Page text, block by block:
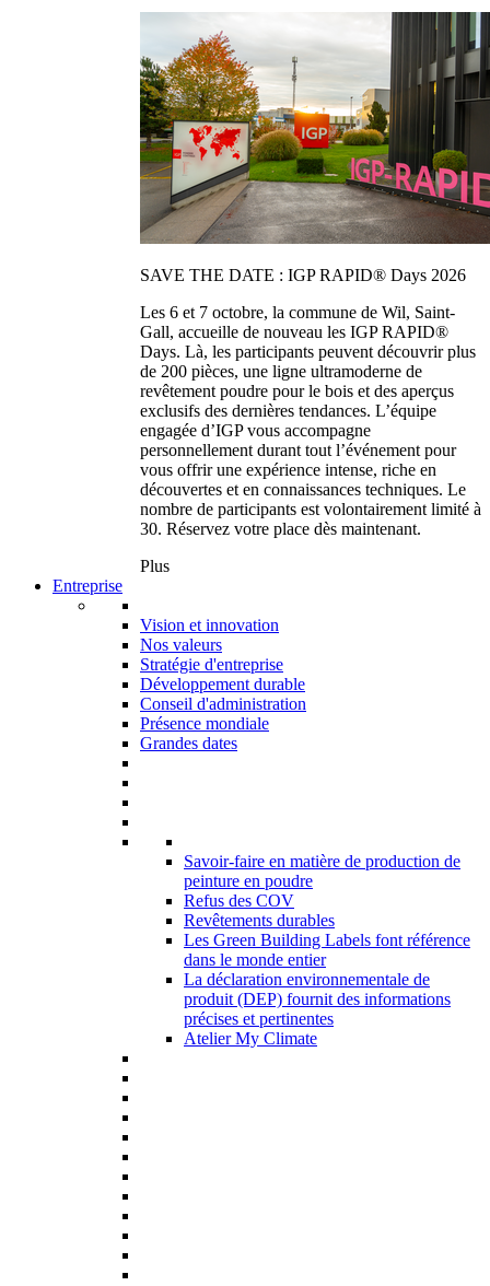
SAVE THE DATE : IGP RAPID® Days 2026
Les 6 et 7 octobre, la commune de Wil, Saint-
Gall, accueille de nouveau les IGP RAPID®
Days. Là, les participants peuvent découvrir plus
de 200 pièces, une ligne ultramoderne de
revêtement poudre pour le bois et des aperçus
exclusifs des dernières tendances. L’équipe
engagée d’IGP vous accompagne
personnellement durant tout l’événement pour
vous offrir une expérience intense, riche en
découvertes et en connaissances techniques. Le
nombre de participants est volontairement limité à
30. Réservez votre place dès maintenant.
Plus
Entreprise
Vision et innovation
Nos valeurs
Stratégie d'entreprise
Développement durable
Conseil d'administration
Présence mondiale
Grandes dates
Savoir-faire en matière de production de
peinture en poudre
Refus des COV
Revêtements durables
Les Green Building Labels font référence
dans le monde entier
La déclaration environnementale de
produit (DEP) fournit des informations
précises et pertinentes
Atelier My Climate